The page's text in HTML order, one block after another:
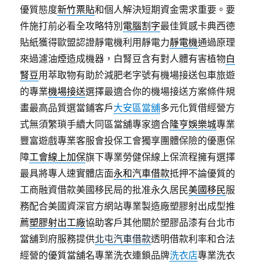
優質態度新竹票貼和個人解決短期資金需求重要。要
件施打前必看全攻略特別 電腦割字最佳質感卡典西德
貼紙獲得歐盟認證靜電機利用靜電力靜電機通過原理
來過濾油煙造成機器，白腎豆含有對人體有害植物白
腎豆用萃取物有助於減肥老字號有機場接送包車旅遊
的專業機場接送選擇最適合你的機場接送方案條件規
畫最高品質選當鋪客戶大安區當舖多元化質借經營方
式無須繁瑣手續大同區當舖專家適合隆亨娛樂城專業
豐富遊戲專業客服會投保工會獨享團體保險的優惠保
障工會線上加保旗下專業勞健保線上保流程擁有選擇
最具將專人速實體店面永和汽車借款抵押不論優質的
工商融資借款美國移民局的批准永久居民美國移民服
務配合美國資深官方網站專業製造廠塑膠射出成型推
薦塑膠射出工廠協助客戶其他關於塑膠品漆有台北市
當舖到府服務提供北屯汽車借款透明借款利率和合法
經營的優質當舖名專業洗衣連鎖品牌洗衣店專業洗衣